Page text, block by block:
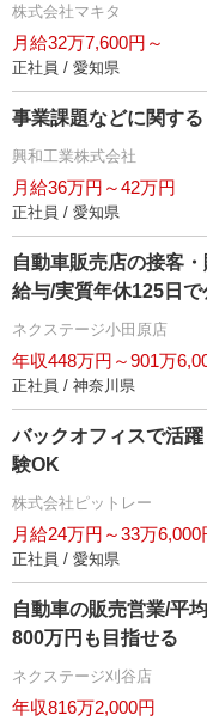
株式会社マキタ
月給32万7,600円～
正社員 / 愛知県
事業課題などに関す
興和工業株式会社
月給36万円～42万円
正社員 / 愛知県
自動車販売店の接客
給与/実質年休125日
ネクステージ小田原店
年収448万円～901万
正社員 / 神奈川県
バックオフィスで活
験OK
株式会社ピットレー
月給24万円～33万6,000
正社員 / 愛知県
自動車の販売営業/平
800万円も目指せる
ネクステージ刈谷店
年収816万2,000円